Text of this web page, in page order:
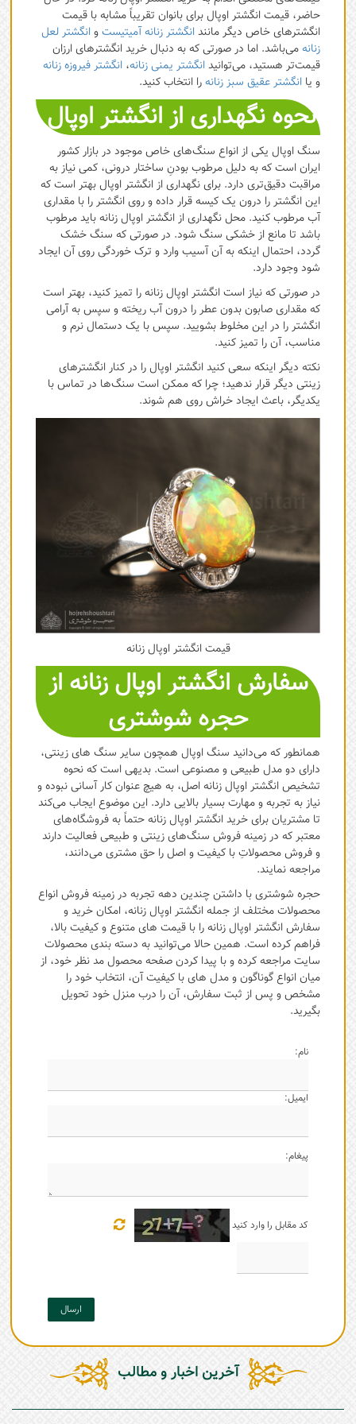
حاضر، قیمت انگشتر اوپال برای بانوان تقریباً مشابه با قیمت
انگشترهای خاص دیگر مانند انگشتر زنانه آمیتیستو انگشتر لعل
زنانهمی‌باشد. اما در صورتی که به دنبال خرید انگشترهای ارزان
قیمت‌تر هستید، می‌توانید انگشتر یمنی زنانه، انگشتر فیروزه زنانه
و یا انگشتر عقیق سبز زنانهرا انتخاب کنید.
نحوه نگهداری از انگشتر اوپال
سنگ اوپال یکی از انواع سنگ‌های خاص موجود در بازار کشور
ایران است که به دلیل مرطوب بودنِ ساختار درونی، کمی نیاز به
مراقبت دقیق‌تری دارد. برای نگهداری از انگشتر اوپال بهتر است که
این انگشتر را درون یک کیسه قرار داده و روی انگشتر را با مقداری
آب مرطوب کنید. محل نگهداری از انگشتر اوپال زنانه باید مرطوب
باشد تا مانع از خشکی سنگ شود. در صورتی که سنگ خشک
گردد، احتمال اینکه به آن آسیب وارد و ‌ترک خوردگی روی آن ایجاد
شود وجود دارد.
در صورتی که نیاز است انگشتر اوپال زنانه را تمیز کنید، بهتر است
که مقداری صابون بدون عطر را درون آب ریخته و سپس به آرامی‌
انگشتر را در این مخلوط بشویید. سپس با یک دستمال نرم و
مناسب، آن را تمیز کنید.
نکته دیگر اینکه سعی کنید انگشتر اوپال را در کنار انگشترهای
زینتی دیگر قرار ندهید؛ چرا که ممکن است سنگ‌ها در تماس با
یکدیگر، باعث ایجاد خراش روی هم شوند.
قیمت انگشتر اوپال زنانه
سفارش انگشتر اوپال زنانه از
حجره شوشتری
همانطور که می‌دانید سنگ اوپال همچون سایر سنگ های زینتی،
دارای دو مدل طبیعی و مصنوعی است. بدیهی است که نحوه
تشخیص انگشتر اوپال زنانه اصل، به هیچ عنوان کار آسانی نبوده و
نیاز به تجربه و مهارت بسیار بالایی دارد. این موضوع ایجاب می‌کند
تا مشتریان برای خرید انگشتر اوپال زنانه حتماً به فروشگاه‌های
معتبر که در زمینه فروش سنگ‌های زینتی و طبیعی فعالیت دارند
و فروش محصولاتِ با کیفیت و اصل را حق مشتری می‌دانند،
مراجعه نمایند.
حجره شوشتری با داشتن چندین دهه تجربه در زمینه فروش انواع
محصولات مختلف از جمله انگشتر اوپال زنانه، امکان خرید و
سفارش انگشتر اوپال زنانه را با قیمت های متنوع و کیفیت بالا،
فراهم کرده است. همین حالا می‌توانید به دسته بندی محصولات
سایت مراجعه کرده و با پیدا کردن صفحه محصول مد نظر خود، از
میان انواع گوناگون و مدل های با کیفیت آن، انتخاب خود را
مشخص و پس از ثبت سفارش، آن را درب منزل خود تحویل
بگیرید.
نام:
ایمیل:
پیغام:
کد مقابل را وارد کنید
ارسال
آخرین اخبار و مطالب